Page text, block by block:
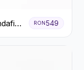
RON549